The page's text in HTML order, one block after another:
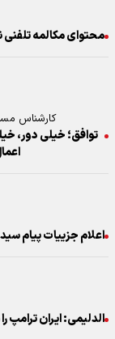
محتوای مکالمه تلفنی
کارشناس
توافق؛ خیلی دور،
اعلام جزییات پیام
الدلیمی: ایران ترامپ